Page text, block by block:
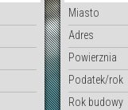
Miasto
Adres
Powierznia
Podatek/rok
Rok budowy